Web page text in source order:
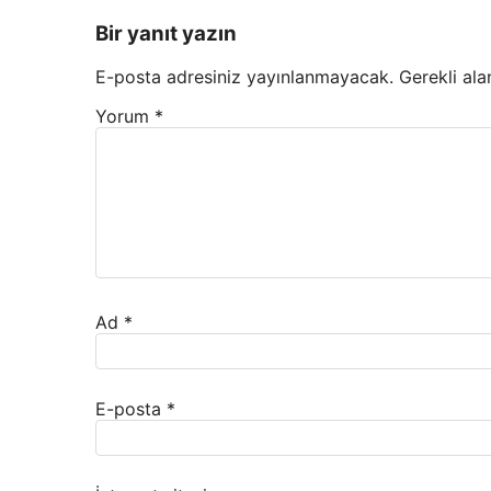
Bir yanıt yazın
E-posta adresiniz yayınlanmayacak. Gerekli
Yorum *
Ad *
E-posta *